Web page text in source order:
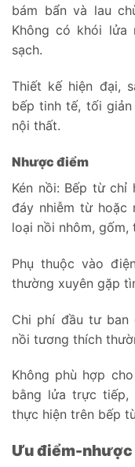
bám bẩn và lau
Không có khói lửa
sạch.
Thiết kế hiện đại,
bếp tinh tế, tối
nội thất.
Nhược điểm
Kén nồi: Bếp từ
đáy nhiễm từ hoặc
loại nồi nhôm,
Phụ thuộc vào
thường xuyên gặp
Chi phí đầu tư ban
nồi tương thích
Không phù hợp
bằng lửa trực tiếp,
thực hiện trên bếp
Ưu điểm-nhược